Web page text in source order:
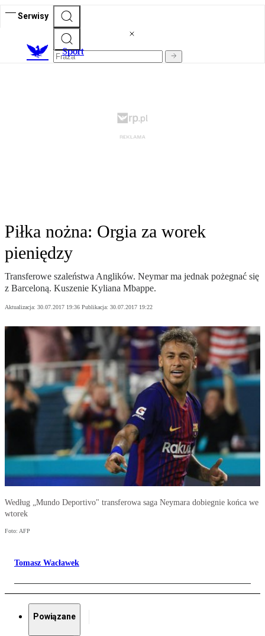
Serwisy
Sport
Piłka nożna: Orgia za worek
pieniędzy
Transferowe szaleństwa Anglików. Neymar ma jednak pożegnać się
z Barceloną. Kuszenie Kyliana Mbappe.
Aktualizacja: 30.07.2017 19:36 Publikacja: 30.07.2017 19:22
Według „Mundo Deportivo" transferowa saga Neymara dobiegnie końca we
wtorek
Foto: AFP
Tomasz Wacławek
Powiązane